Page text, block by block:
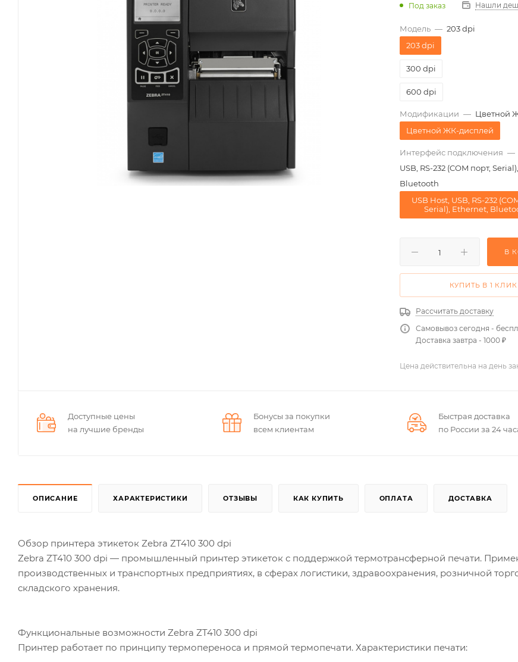
Под заказ Нашли
Модель — 203 dpi
203 dpi
300 dpi
600 dpi
Модификации — Цветной
Цветной ЖК-дисплей
Интерфейс подключения —
USB, RS-232 (COM порт,
Bluetooth
USB Host, USB, RS-232
Serial), Ethernet,
В
КУПИТЬ В 1 КЛИК
Рассчитать доставку
Самовывоз сегодня -
Доставка завтра - 1000 ₽
Цена действительна на день
Доступные цены
на лучшие бренды
Бонусы за покупки
всем клиентам
Быстрая доставка
по России за 24
ОПИСАНИЕ ХАРАКТЕРИСТИКИ ОТЗЫВЫ КАК КУПИТЬ ОПЛАТА ДОСТАВКА
Обзор принтера этикеток Zebra ZT410 300 dpi
Zebra ZT410 300 dpi — промышленный принтер этикеток с поддержкой термотрансферной печати.
производственных и транспортных предприятиях, в сферах логистики, здравоохранения, розничной
складского хранения.
Функциональные возможности Zebra ZT410 300 dpi
Принтер работает по принципу термопереноса и прямой термопечати. Характеристики печати: